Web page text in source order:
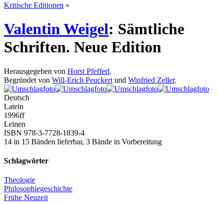
Kritische Editionen »
Valentin Weigel: Sämtliche
Schriften. Neue Edition
Herausgegeben von Horst Pfefferl.
Begründet von Will-Erich Peuckert und Winfried Zeller.
Deutsch
Latein
1996ff
Leinen
ISBN 978-3-7728-1839-4
14 in 15 Bänden lieferbar, 3 Bände in Vorbereitung
Schlagwörter
Theologie
Philosophiegeschichte
Frühe Neuzeit